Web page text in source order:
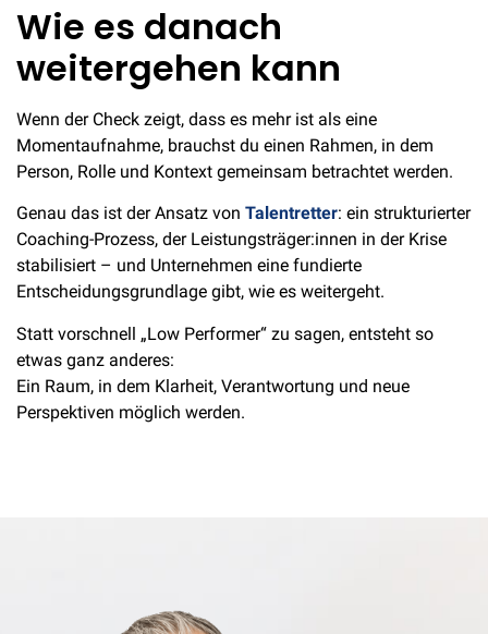
Wie es danach
weitergehen kann
Wenn der Check zeigt, dass es mehr ist als eine
Momentaufnahme, brauchst du einen Rahmen, in dem
Person, Rolle und Kontext gemeinsam betrachtet werden.
Genau das ist der Ansatz von Talentretter: ein strukturierter
Coaching-Prozess, der Leistungsträger:innen in der Krise
stabilisiert – und Unternehmen eine fundierte
Entscheidungsgrundlage gibt, wie es weitergeht.
Statt vorschnell „Low Performer“ zu sagen, entsteht so
etwas ganz anderes:
Ein Raum, in dem Klarheit, Verantwortung und neue
Perspektiven möglich werden.